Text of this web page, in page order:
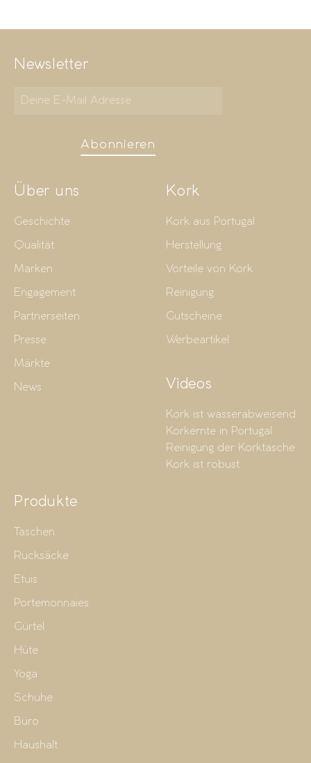
Newsletter
Abonnieren
Über uns
Geschichte
Qualität
Marken
Engagement
Partnerseiten
Presse
Märkte
News
Kork
Kork aus Portugal
Herstellung
Vorteile von Kork
Reinigung
Gutscheine
Werbeartikel
Videos
Kork ist wasserabweisend
Korkernte in Portugal
Reinigung der Korktasche
Kork ist robust
Produkte
Taschen
Rucksäcke
Etuis
Portemonnaies
Gürtel
Hüte
Yoga
Schuhe
Büro
Haushalt